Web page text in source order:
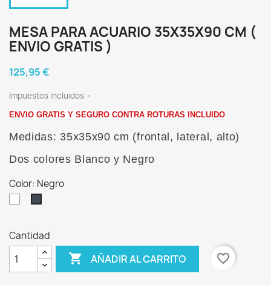
MESA PARA ACUARIO 35X35X90 CM (
ENVIO GRATIS )
125,95 €
Impuestos incluidos
ENVIO GRATIS Y SEGURO CONTRA ROTURAS INCLUIDO
Medidas: 35x35x90 cm (frontal, lateral, alto)
Dos colores Blanco y Negro
Color: Negro
Cantidad
 AÑADIR AL CARRITO favorite_border